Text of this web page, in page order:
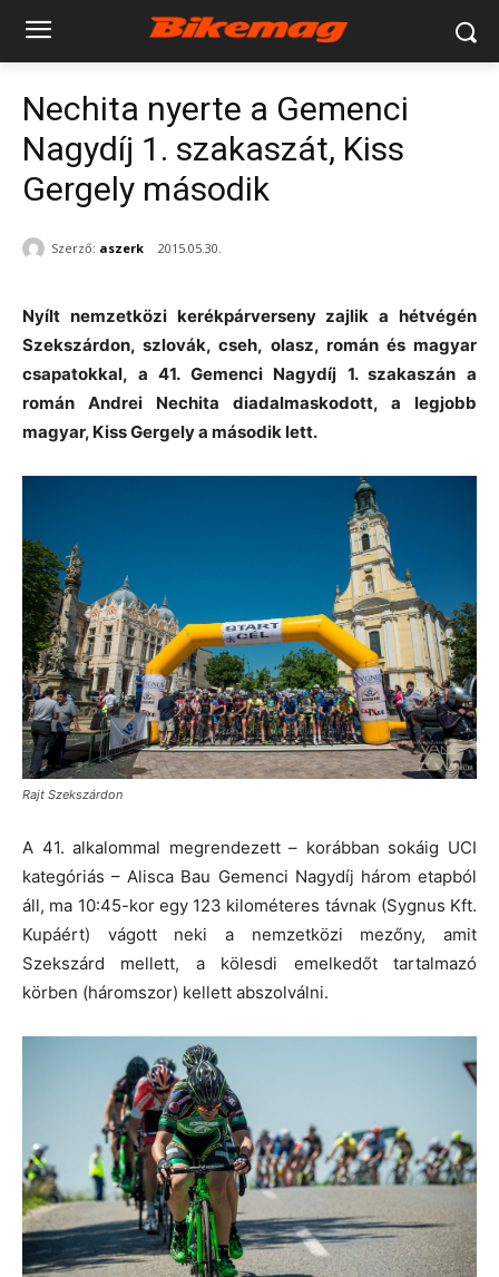
Nechita nyerte a Gemenci
Nagydíj 1. szakaszát, Kiss
Gergely második
Szerző: aszerk 2015.05.30.
Nyílt nemzetközi kerékpárverseny zajlik a hétvégén
Szekszárdon, szlovák, cseh, olasz, román és magyar
csapatokkal, a 41. Gemenci Nagydíj 1. szakaszán a
román Andrei Nechita diadalmaskodott, a legjobb
magyar, Kiss Gergely a második lett.
Rajt Szekszárdon
A 41. alkalommal megrendezett – korábban sokáig UCI
kategóriás – Alisca Bau Gemenci Nagydíj három etapból
áll, ma 10:45-kor egy 123 kilométeres távnak (Sygnus Kft.
Kupáért) vágott neki a nemzetközi mezőny, amit
Szekszárd mellett, a kölesdi emelkedőt tartalmazó
körben (háromszor) kellett abszolválni.